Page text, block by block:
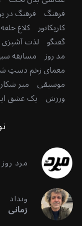
فرهنگ فرهنگ در
کاریکاتور کلاغ
گفتگو لذت آشپزی
مد روز مسابقه
معمای زخم دستِ
موسیقی میر شکار
ورزش یک عشق
مرد روز
ونداد
زمانی